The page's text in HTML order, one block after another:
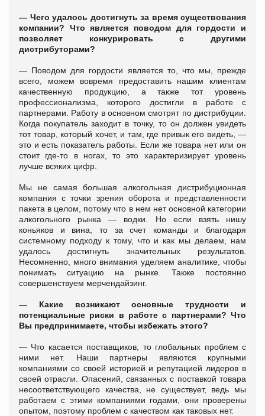
— Чего удалось достигнуть за время существования
компании? Что является поводом для гордости и
позволяет конкурировать с другими
дистрибуторами?
— Поводом для гордости является то, что мы, прежде
всего, можем вовремя предоставить нашим клиентам
качественную продукцию, а также тот уровень
профессионализма, которого достигли в работе с
партнерами. Работу в основном смотрят по дистрибуции.
Когда покупатель заходит в точку, то он должен увидеть
тот товар, который хочет, и там, где привык его видеть, —
это и есть показатель работы. Если же товара нет или он
стоит где-то в ногах, то это характеризирует уровень
лучше всяких цифр.
Мы не самая большая алкогольная дистрибуционная
компания с точки зрения оборота и представленности
пакета в целом, потому что в нем нет основной категории
алкогольного рынка — водки. Но если взять нишу
коньяков и вина, то за счет команды и благодаря
системному подходу к тому, что и как мы делаем, нам
удалось достигнуть значительных результатов.
Несомненно, много внимания уделяем аналитике, чтобы
понимать ситуацию на рынке. Также постоянно
совершенствуем мерчендайзинг.
— Какие возникают основные трудности и
потенциальные риски в работе с партнерами? Что
Вы предпринимаете, чтобы избежать этого?
— Что касается поставщиков, то глобальных проблем с
ними нет. Наши партнеры являются крупными
компаниями со своей историей и репутацией лидеров в
своей отрасли. Опасений, связанных с поставкой товара
несоответствующего качества, не существует, ведь мы
работаем с этими компаниями годами, они проверены
опытом, поэтому проблем с качеством как таковых нет.